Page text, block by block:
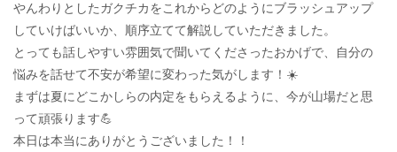
やんわりとしたガクチカをこれからどのようにブラッシュアップ
していけばいいか、順序立てて解説していただきました。
とっても話しやすい雰囲気で聞いてくださったおかげで、自分の
悩みを話せて不安が希望に変わった気がします！☀️
まずは夏にどこかしらの内定をもらえるように、今が山場だと思
って頑張ります💪
本日は本当にありがとうございました！！